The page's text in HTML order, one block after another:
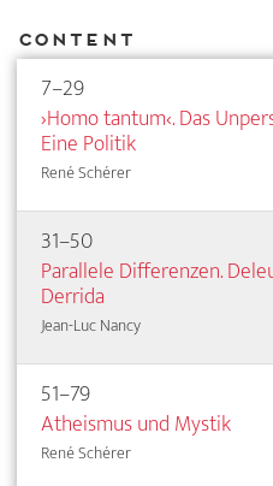
Content
7–29
›Homo tantum‹. Das
Eine Politik
René Schérer
31–50
Parallele Differenzen.
Derrida
Jean-Luc Nancy
51–79
Atheismus und Mystik
René Schérer